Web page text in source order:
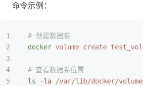
命令示例：
# 创建数据卷
docker volume create
# 查看数据卷位置
ls -la /var/lib/docker/